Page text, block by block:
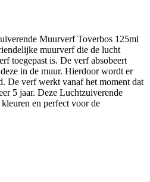
Muurverf Toverbos 125ml
muurverf die de lucht
toegepast is. De verf absobeert
in de muur. Hierdoor wordt er
De verf werkt vanaf het moment dat
5 jaar. Deze Luchtzuiverende
en perfect voor de